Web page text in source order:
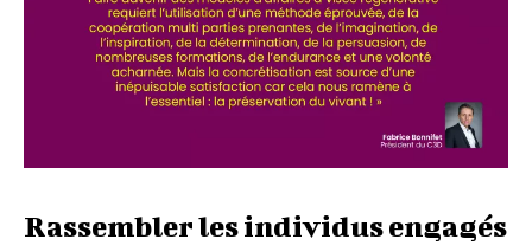
Rassembler les individus engagés